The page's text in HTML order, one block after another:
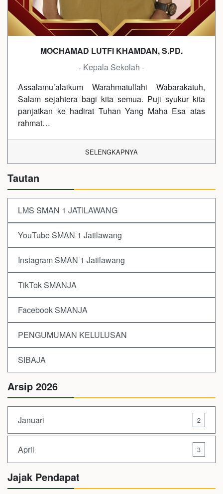
MOCHAMAD LUTFI KHAMDAN, S.PD.
- Kepala Sekolah -
Assalamu’alaikum Warahmatullahi Wabarakatuh,
Salam sejahtera bagi kita semua. Puji syukur kita
panjatkan ke hadirat Tuhan Yang Maha Esa atas
rahmat…
SELENGKAPNYA
Tautan
LMS SMAN 1 JATILAWANG
YouTube SMAN 1 Jatilawang
Instagram SMAN 1 Jatilawang
TikTok SMANJA
Facebook SMANJA
PENGUMUMAN KELULUSAN
SIBAJA
Arsip 2026
Januari 2
April 3
Jajak Pendapat